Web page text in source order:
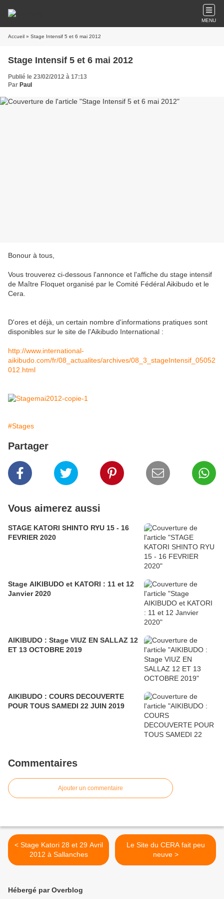
MENU
Accueil » Stage Intensif 5 et 6 mai 2012
Stage Intensif 5 et 6 mai 2012
Publié le 23/02/2012 à 17:13
Par Paul
Bonour à tous,
Vous trouverez ci-dessous l'annonce et l'affiche du stage intensif
de Maître Floquet organisé par le Comité Fédéral Aikibudo et le
Cera.
D'ores et déjà, un certain nombre d'informations pratiques sont
disponibles sur le site de l'Aikibudo International :
http://www.international-
aikibudo.com/fr/08_actualites/archives/08_3_stageIntensif_05052
012.html
#Stages
Partager
Vous aimerez aussi
STAGE KATORI SHINTO RYU 15 - 16
FEVRIER 2020
Stage AIKIBUDO et KATORI : 11 et 12
Janvier 2020
AIKIBUDO : Stage VIUZ EN SALLAZ 12
ET 13 OCTOBRE 2019
AIKIBUDO : COURS DECOUVERTE
POUR TOUS SAMEDI 22 JUIN 2019
Commentaires
Ajouter un commentaire
< Stage Katori 28 et 29 Avril
2012 à Sallanches
Le Site du CERA fait peu
neuve >
Hébergé par Overblog